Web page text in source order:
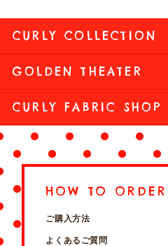
CURLY COLLECTION
GOLDEN THEATER
CURLY FABRIC SHOP
HOW TO ORDER
ご購入方法
よくあるご質問